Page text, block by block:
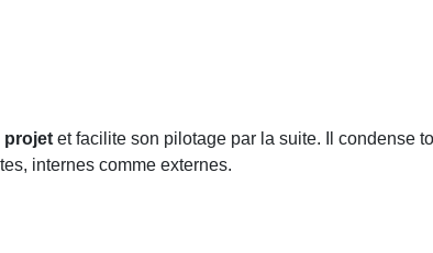
projet et facilite son pilotage par la suite. Il condense
internes comme externes.